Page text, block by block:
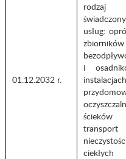
01.12.2032 r.
rodzaj
usług:
zbiorników
i
instalacjach
transport
ciekłych